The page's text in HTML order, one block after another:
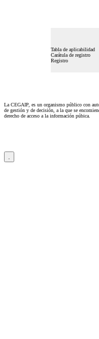
Tabla de aplicabilidad
Carátula de registro
Registro
La CEGAIP, es un organismo público con
de gestión y de decisión, a la que se
derecho de acceso a la información púbica.